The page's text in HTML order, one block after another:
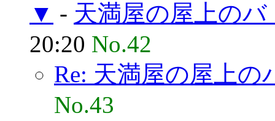
▼ - 天満屋の屋上の
20:20 No.42
Re: 天満屋の屋上の
No.43